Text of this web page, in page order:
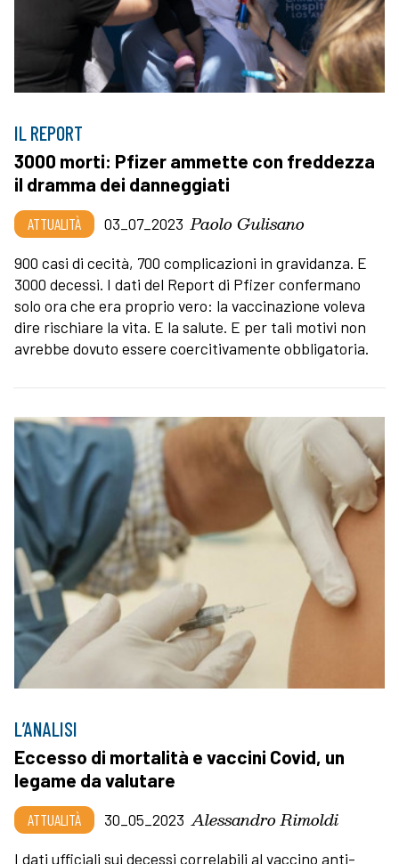
IL REPORT
3000 morti: Pfizer ammette con freddezza
il dramma dei danneggiati
ATTUALITÀ 03_07_2023 Paolo Gulisano
900 casi di cecità, 700 complicazioni in gravidanza. E
3000 decessi. I dati del Report di Pfizer confermano
solo ora che era proprio vero: la vaccinazione voleva
dire rischiare la vita. E la salute. E per tali motivi non
avrebbe dovuto essere coercitivamente obbligatoria.
L’ANALISI
Eccesso di mortalità e vaccini Covid, un
legame da valutare
ATTUALITÀ 30_05_2023 Alessandro Rimoldi
I dati ufficiali sui decessi correlabili al vaccino anti-